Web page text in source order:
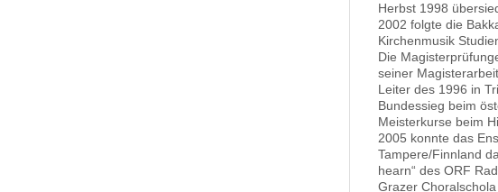
Herbst 1998
2002 folgte die
Kirchenmusik
Die
seiner
Leiter des 1996 in
Bundessieg beim
Meisterkurse beim
2005 konnte das
Tampere/Finnland
hearn“ des ORF
Grazer